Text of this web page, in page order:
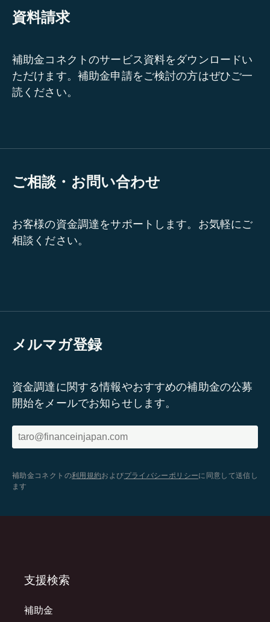
資料請求
補助金コネクトのサービス資料をダウンロードい
ただけます。補助金申請をご検討の方はぜひご一
読ください。
ご相談・お問い合わせ
お客様の資金調達をサポートします。お気軽にご
相談ください。
メルマガ登録
資金調達に関する情報やおすすめの補助金の公募
開始をメールでお知らせします。
補助金コネクトの利用規約およびプライバシーポリシーに同意して送信し
ます
支援検索
補助金